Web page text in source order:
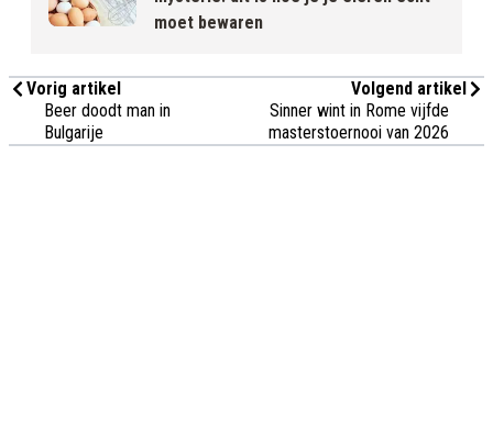
moet bewaren
Vorig artikel
Beer doodt man in
Bulgarije
Volgend artikel
Sinner wint in Rome vijfde
masterstoernooi van 2026